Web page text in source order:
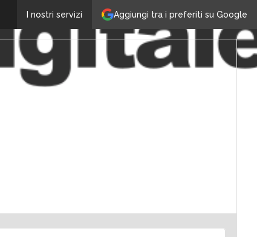
Aggiungi tra i preferiti su Google
I nostri servizi